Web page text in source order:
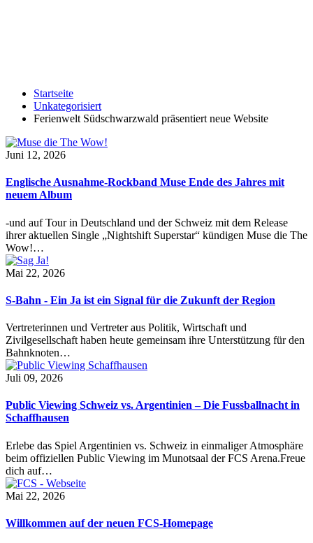
Startseite
Unkategorisiert
Ferienwelt Südschwarzwald präsentiert neue Website
Juni 12, 2026
Englische Ausnahme-Rockband Muse Ende des Jahres mit
neuem Album
-und auf Tour in Deutschland und der Schweiz mit dem Release
ihrer aktuellen Single „Nightshift Superstar“ kündigen Muse die The
Wow!…
Mai 22, 2026
S-Bahn - Ein Ja ist ein Signal für die Zukunft der Region
Vertreterinnen und Vertreter aus Politik, Wirtschaft und
Zivilgesellschaft haben heute gemeinsam ihre Unterstützung für den
Bahnknoten…
Juli 09, 2026
Public Viewing Schweiz vs. Argentinien – Die Fussballnacht in
Schaffhausen
Erlebe das Spiel Argentinien vs. Schweiz in einmaliger Atmosphäre
beim offiziellen Public Viewing im Munotsaal der FCS Arena.Freue
dich auf…
Mai 22, 2026
Willkommen auf der neuen FCS-Homepage